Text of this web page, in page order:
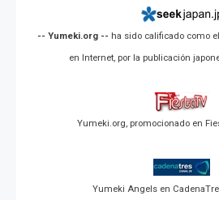
-- Yumeki.org -- ha sido calificado como
en Internet, por la publicación
Yumeki.org, promocionado en
Yumeki Angels en